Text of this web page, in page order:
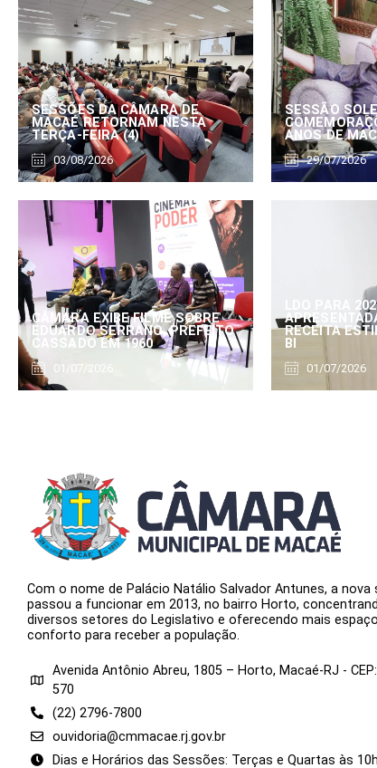
SESSÕES DA CÂMARA DE
MACAÉ RETORNAM NESTA
TERÇA-FEIRA (4)
03/08/2026
SESSÃO
ANOS DE
29/07/2026
CÂMARA EXIBE FILME SOBRE
EDUARDO SERRANO, PREFEITO
CASSADO EM 1960
01/07/2026
LDO PARA
RECEITA
BI
01/07/2026
Com o nome de Palácio Natálio Salvador Antunes, a nova
passou a funcionar em 2013, no bairro Horto,
diversos setores do Legislativo e oferecendo mais
conforto para receber a população.
Avenida Antônio Abreu, 1805 – Horto, Macaé-RJ -
570
(22) 2796-7800
ouvidoria@cmmacae.rj.gov.br
Dias e Horários das Sessões: Terças e Quartas às 10h